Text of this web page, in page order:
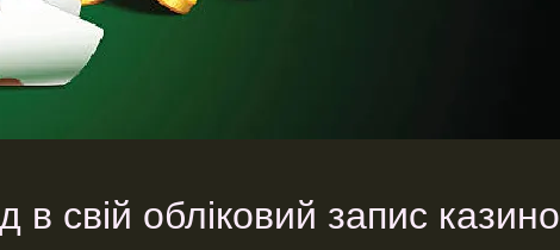
в свій обліковий запис казино